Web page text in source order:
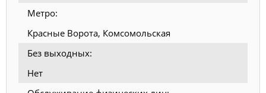
Метро:
Красные Ворота, Комсомольская
Без выходных:
Нет